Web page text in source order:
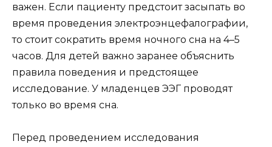
важен. Если пациенту предстоит засыпать во
время проведения электроэнцефалографии,
то стоит сократить время ночного сна на 4–5
часов. Для детей важно заранее объяснить
правила поведения и предстоящее
исследование. У младенцев ЭЭГ проводят
только во время сна.
Перед проведением исследования